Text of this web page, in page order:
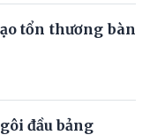
tổn thương bàn
đầu bảng